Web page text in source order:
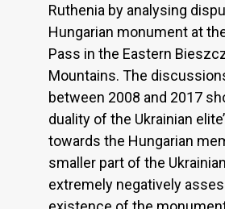
Ruthenia by analysing
Hungarian monument at
Pass in the Eastern
Mountains. The
between 2008 and 2017
duality of the Ukrainian
towards the Hungarian
smaller part of the
extremely negatively